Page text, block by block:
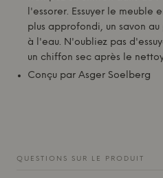
l'essorer. Essuyer le meuble
plus approfondi, un savon
à l'eau. N'oubliez pas
un chiffon sec après le
Conçu par Asger Soelberg
QUESTIONS SUR LE PRODUIT